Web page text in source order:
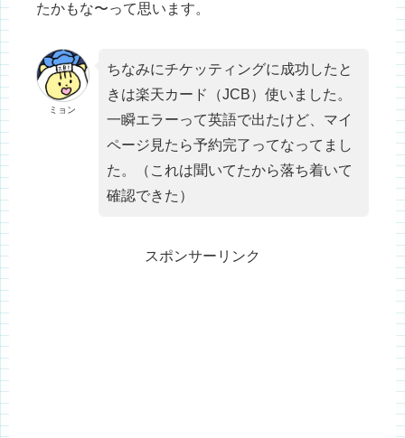
たかもな〜って思います。
ミョン
ちなみにチケッティングに成功したと
きは楽天カード（JCB）使いました。
一瞬エラーって英語で出たけど、マイ
ページ見たら予約完了ってなってまし
た。（これは聞いてたから落ち着いて
確認できた）
スポンサーリンク